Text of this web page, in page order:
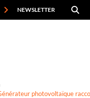
NEWSLETTER
photovoltaïque
des cookies